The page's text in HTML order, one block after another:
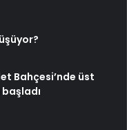
Bahçesi’nde üst
başladı